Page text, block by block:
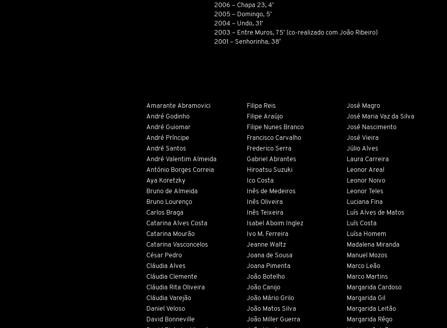
2006 – Chapa 23, 4’
2005 – Domingo, 5’
2004 – Undo, 31’
2003 – Entre Muros, 75’ (co-realizado com João Ribeiro)
2001 – Senhorinha, 38′
Amarante Abramovici
André Godinho
André Guiomar
André Príncipe
André Santos
André Valentim Almeida
António Borges Correia
Aya Koretzky
Bruno de Almeida
Bruno Lourenço
Carlos Braga
Catarina Alves Costa
Catarina Mourão
Catarina Vasconcelos
César Pedro
Cláudia Alves
Cláudia Clemente
Cláudia Rita Oliveira
Cláudia Varejão
Daniel Veloso
David Bonneville
Filipa Reis
Filipe Araújo
Filipe Nunes Branco
Francisco Carvalho
Frederico Serra
Gabriel Abrantes
Hiroatsu Suzuki
Ico Costa
Inês de Medeiros
Inês Oliveira
Inês Teixeira
Isabel Aboim Inglez
Ivo M. Ferreira
Jeanne Waltz
Joana de Sousa
Joana Pimenta
João Botelho
João Canijo
João Mário Grilo
João Matos Silva
João Miller Guerra
José Magro
José Maria Vaz da Silva
José Nascimento
José Vieira
Júlio Alves
Laura Carreira
Leonor Areal
Leonor Noivo
Leonor Teles
Luciana Fina
Luís Alves de Matos
Luís Costa
Luísa Homem
Madalena Miranda
Manuel Mozos
Marco Leão
Marco Martins
Margarida Cardoso
Margarida Gil
Margarida Leitão
Margarida Rêgo